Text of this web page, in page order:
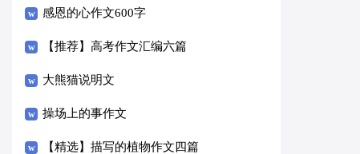
感恩的心作文600字
【推荐】高考作文汇编六篇
大熊猫说明文
操场上的事作文
【精选】描写的植物作文四篇